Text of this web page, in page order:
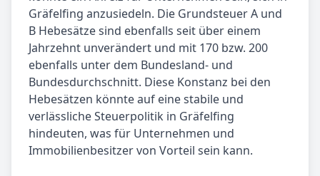
Gräfelfing anzusiedeln. Die Grundsteuer A und
B Hebesätze sind ebenfalls seit über einem
Jahrzehnt unverändert und mit 170 bzw. 200
ebenfalls unter dem Bundesland- und
Bundesdurchschnitt. Diese Konstanz bei den
Hebesätzen könnte auf eine stabile und
verlässliche Steuerpolitik in Gräfelfing
hindeuten, was für Unternehmen und
Immobilienbesitzer von Vorteil sein kann.